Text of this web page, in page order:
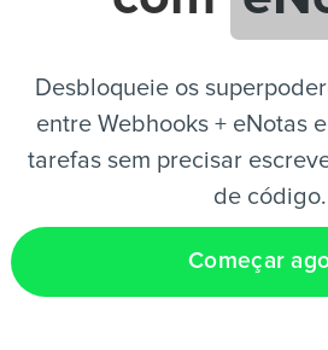
Desbloqueie os
entre Webhooks + eNotas
tarefas sem precisar
de código.
Começar